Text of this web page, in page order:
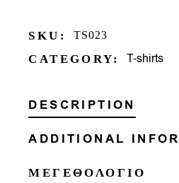
SKU: TS023
CATEGORY: T-shirts
DESCRIPTION
ADDITIONAL
ΜΕΓΕΘΟΛΟΓΙΟ